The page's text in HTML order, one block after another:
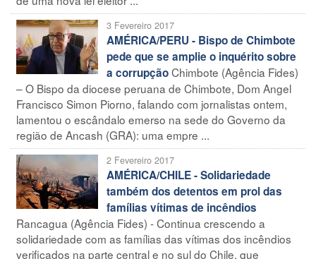
3 Fevereiro 2017
AMÉRICA/PERU - Bispo de Chimbote
pede que se amplie o inquérito sobre
a corrupçãoChimbote (Agência Fides)
– O Bispo da diocese peruana de Chimbote, Dom Angel
Francisco Simon Piorno, falando com jornalistas ontem,
lamentou o escândalo emerso na sede do Governo da
região de Ancash (GRA): uma empre ...
2 Fevereiro 2017
AMÉRICA/CHILE - Solidariedade
também dos detentos em prol das
famílias vítimas de incêndios
Rancagua (Agência Fides) - Continua crescendo a
solidariedade com as famílias das vítimas dos incêndios
verificados na parte central e no sul do Chile, que